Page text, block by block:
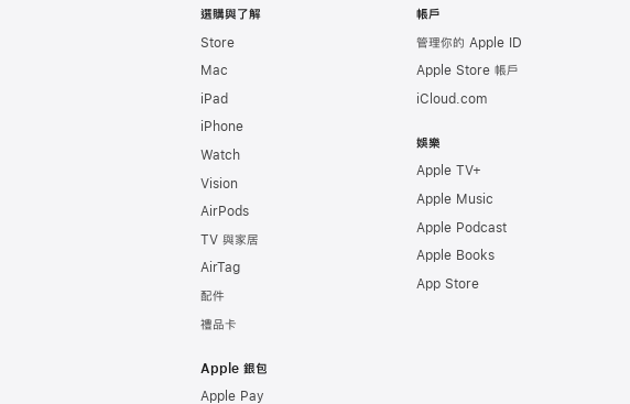
選購與了解
Store
Mac
iPad
iPhone
Watch
Vision
AirPods
TV 與家居
AirTag
配件
禮品卡
Apple 銀包
Apple Pay
帳戶
管理你的 Apple ID
Apple Store 帳戶
iCloud.com
娛樂
Apple TV+
Apple Music
Apple Podcast
Apple Books
App Store